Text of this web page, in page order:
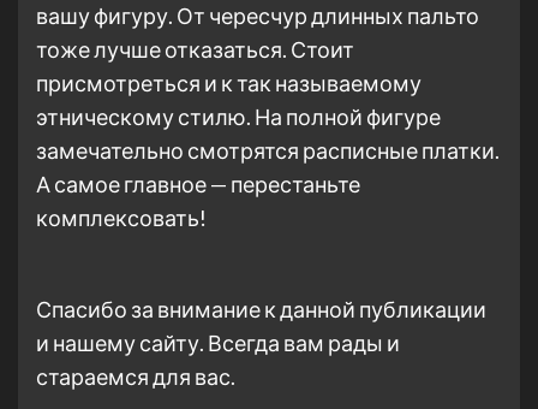
вашу фигуру. От чересчур длинных пальто
тоже лучше отказаться. Стоит
присмотреться и к так называемому
этническому стилю. На полной фигуре
замечательно смотрятся расписные платки.
А самое главное — перестаньте
комплексовать!
Спасибо за внимание к данной публикации
и нашему сайту. Всегда вам рады и
стараемся для вас.